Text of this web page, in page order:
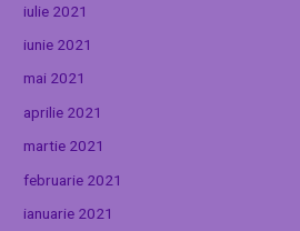
iulie 2021
iunie 2021
mai 2021
aprilie 2021
martie 2021
februarie 2021
ianuarie 2021